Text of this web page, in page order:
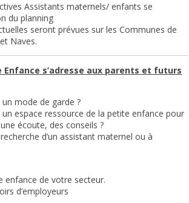
Assistants maternels/ enfants se
du planning
seront prévues sur les Communes de
Naves.
Enfance s’adresse aux parents et futurs
mode de garde ?
un espace ressource de la petite enfance pour
écoute, des conseils ?
d’un assistant maternel ou à
enfance de votre secteur.
d’employeurs